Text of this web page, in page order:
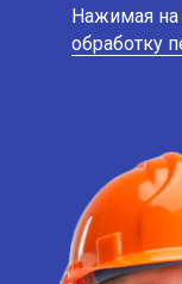
Нажимая на
обработку